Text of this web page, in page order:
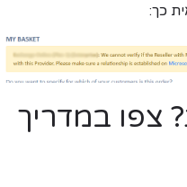
כך:
צפו במדריך